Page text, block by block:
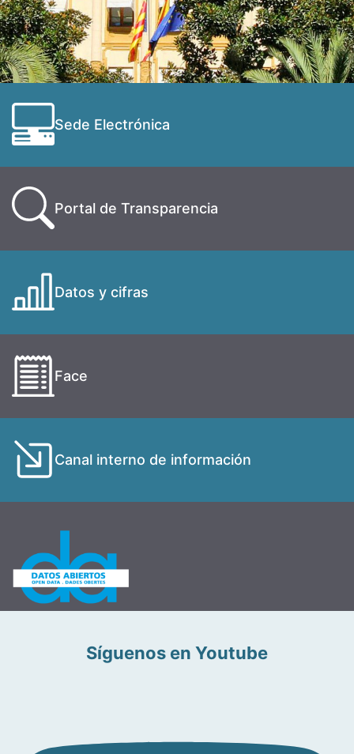
Sede Electrónica
Portal de Transparencia
Datos y cifras
Face
Canal interno de información
Síguenos en Youtube